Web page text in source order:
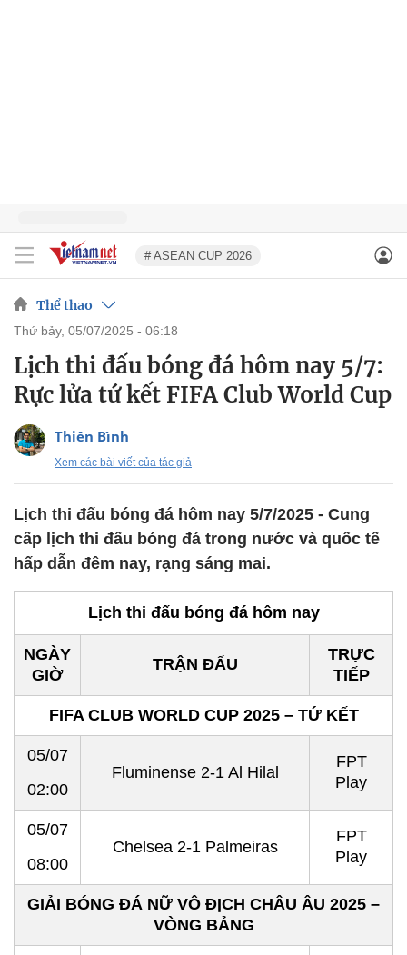
# ASEAN CUP 2026
Thể thao
thứ bảy, 05/07/2025 - 06:18
Lịch thi đấu bóng đá hôm nay 5/7:
Rực lửa tứ kết FIFA Club World Cup
Thiên Bình
Xem các bài viết của tác giả
Lịch thi đấu bóng đá hôm nay 5/7/2025 - Cung
cấp lịch thi đấu bóng đá trong nước và quốc tế
hấp dẫn đêm nay, rạng sáng mai.
Lịch thi đấu bóng đá hôm nay
NGÀY
GIỜ
TRẬN ĐẤU
TRỰC
TIẾP
FIFA CLUB WORLD CUP 2025 – TỨ KẾT
05/07
02:00
Fluminense 2-1 Al Hilal
FPT
Play
05/07
08:00
Chelsea 2-1 Palmeiras
FPT
Play
GIẢI BÓNG ĐÁ NỮ VÔ ĐỊCH CHÂU ÂU 2025 –
VÒNG BẢNG